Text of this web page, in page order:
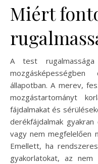
Miért
A test
állapotban. A merev,
mozgástartományt
fájdalmakat és
derékfájdalmak
vagy nem megfelelően
Emellett, ha
gyakorlatokat, az nem